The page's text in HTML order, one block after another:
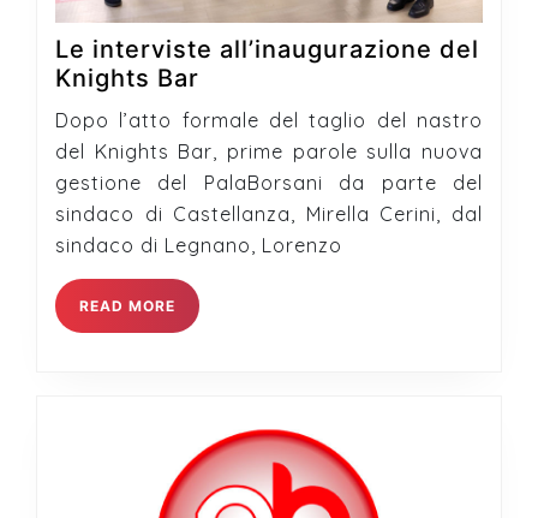
Le interviste all’inaugurazione del
Knights Bar
interviste
all’inaugurazione
del
Knights
Bar
Dopo l’atto formale del taglio del nastro
del Knights Bar, prime parole sulla nuova
gestione del PalaBorsani da parte del
sindaco di Castellanza, Mirella Cerini, dal
sindaco di Legnano, Lorenzo
READ MORE READ
MORE